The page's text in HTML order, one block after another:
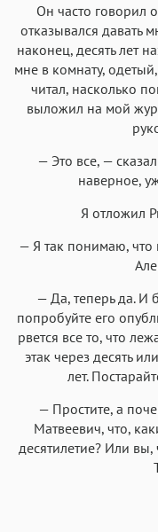
Он часто говорил
отказывался давать
наконец, десять лет
мне в комнату,
читал, насколько
выложил на мой
— Это все, —
наверное,
Я отложил
— Я так понимаю, что
— Да, теперь да. И
попробуйте его
рвется все то, что
этак через десять
лет.
— Простите, а
Матвеевич, что,
десятилетие? Или